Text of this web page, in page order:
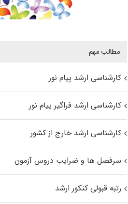
مطالب مهم
کارشناسی ارشد پیام نور
کارشناسی ارشد فراگیر پیام نور
کارشناسی ارشد خارج از کشور
سرفصل ها و ضرایب دروس آزمون
رتبه قبولی کنکور ارشد